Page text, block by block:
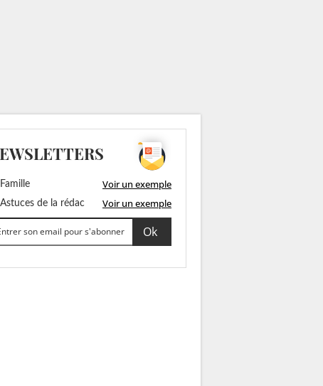
Famille Voir un exemple
Astuces de la rédac Voir un exemple